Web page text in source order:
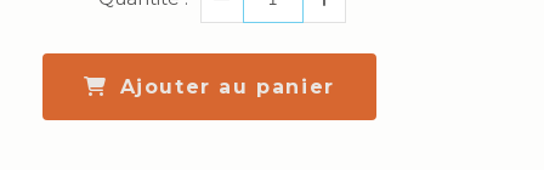
Ajouter au panier